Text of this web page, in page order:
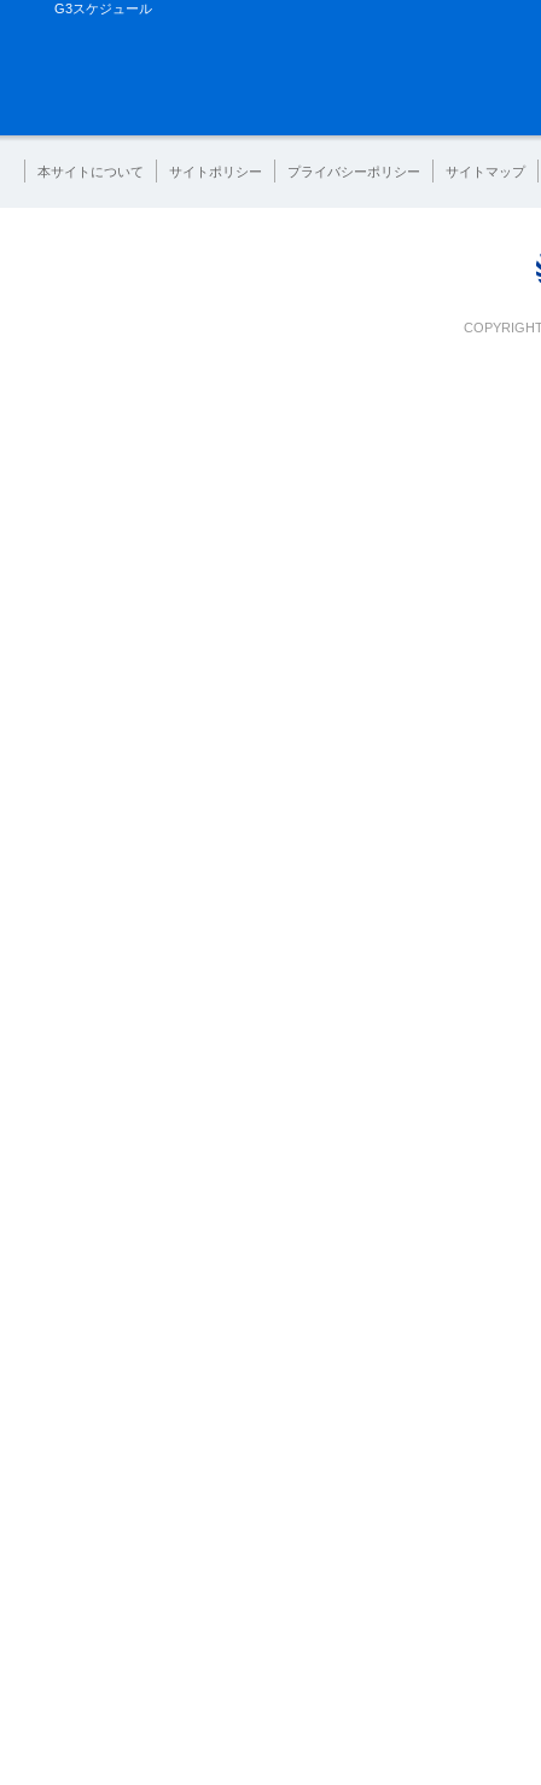
G3スケジュール
本サイトについて サイトポリシー プライバシーポリシー サイトマップ